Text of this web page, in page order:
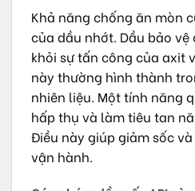
Khả năng chống ăn mòn
của dầu nhớt. Dầu bảo
khỏi sự tấn công của axit
này thường hình thành
nhiên liệu. Một tính năng
hấp thụ và làm tiêu tan
Điều này giúp giảm sốc
vận hành.